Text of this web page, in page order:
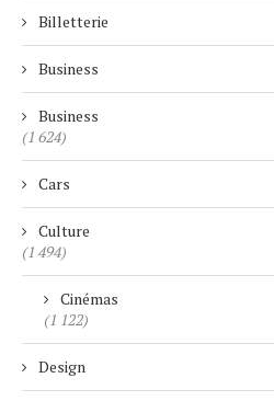
Billetterie
Business
Business
(1 624)
Cars
Culture
(1 494)
Cinémas
(1 122)
Design